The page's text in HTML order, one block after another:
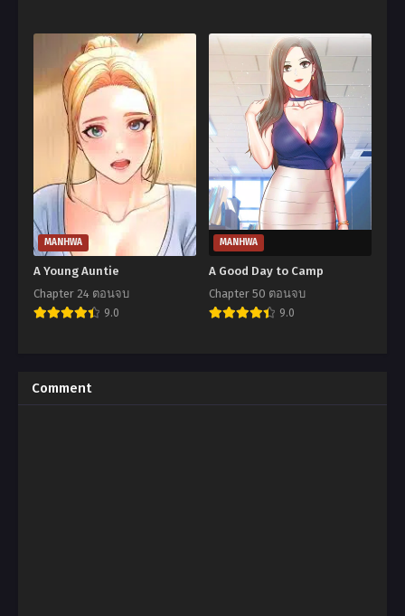
MANHWA
A Young Auntie
Chapter 24 ตอนจบ
9.0
MANHWA
A Good Day to Camp
Chapter 50 ตอนจบ
9.0
Comment